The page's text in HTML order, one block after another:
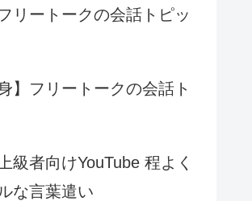
リートークの会話トピッ
】フリートークの会話ト
級者向けYouTube 程よく
な言葉遣い